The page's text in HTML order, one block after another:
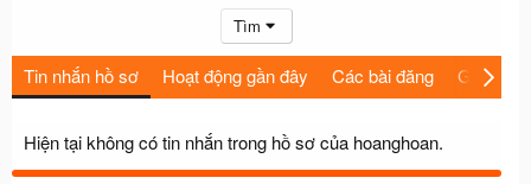
Tìm
Tin nhắn hồ sơ Hoạt động gần đây Các bài đăng Giới thiệu
Hiện tại không có tin nhắn trong hồ sơ của hoanghoan.